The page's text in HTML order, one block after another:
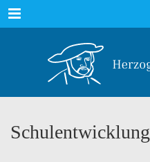
Menu
Schulentwicklung